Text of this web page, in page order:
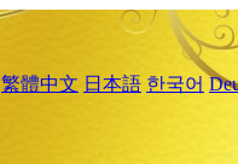
繁體中文 日本語 한국어